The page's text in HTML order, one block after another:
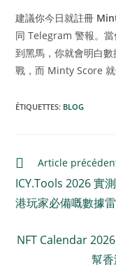
建議你今日就註冊
同 Telegram 警報。
到黑馬，你就會明白
戰，而 Minty Score 就
ÉTIQUETTES: BLOG
Article
ICY.Tools 2026 實
港玩家必備嘅數據
NFT Calendar
幫